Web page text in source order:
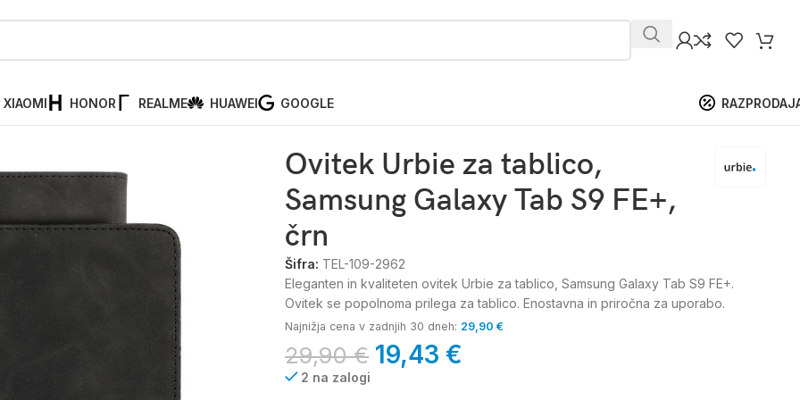
XIAOMI HONOR REALME HUAWEI GOOGLE
Galaxy Tab S9 FE+, črn
Ovitek Urbie za tablico,
Samsung Galaxy Tab S9 FE+,
črn
Šifra: TEL-109-2962
Eleganten in kvaliteten ovitek Urbie za tablico, Samsung Galaxy Tab S9 FE+.
Ovitek se popolnoma prilega za tablico. Enostavna in priročna za uporabo.
Najnižja cena v zadnjih 30 dneh: 29,90€
29,90€ 19,43€
2 na zalogi